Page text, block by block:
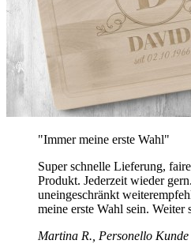
"Immer meine erste Wahl"
Super schnelle Lieferung,
Produkt. Jederzeit wieder
uneingeschränkt
meine erste Wahl sein. Weiter
Martina R., Personello Kunde